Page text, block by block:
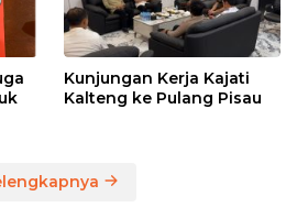
Kunjungan Kerja Kajati
Kalteng ke Pulang Pisau